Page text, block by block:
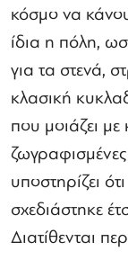
κόσμο να
ίδια η πόλη,
για τα στενά,
κλασική
που μοιάζει με
υποστηρίζει
σχεδιάστηκε
Διατίθενται